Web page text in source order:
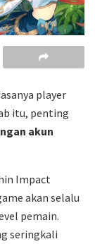
player
itu, penting
akun
Impact
akan selalu
pemain.
seringkali